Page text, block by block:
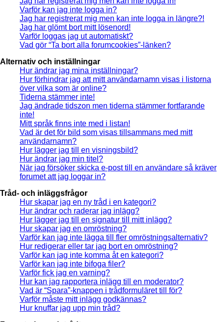
Varför kan jag inte logga in?
Jag har registrerat mig men kan inte logga in längre?!
Jag har glömt bort mitt lösenord!
Varför loggas jag ut automatiskt?
Vad gör “Ta bort alla forumcookies”-länken?
Alternativ och inställningar
Hur ändrar jag mina inställningar?
Hur förhindrar jag att mitt användarnamn visas i listorna
över vilka som är online?
Tiderna stämmer inte!
Jag ändrade tidszon men tiderna stämmer fortfarande
inte!
Mitt språk finns inte med i listan!
Vad är det för bild som visas tillsammans med mitt
användarnamn?
Hur lägger jag till en visningsbild?
Hur ändrar jag min titel?
När jag försöker skicka e-post till en användare så kräver
forumet att jag loggar in?
Tråd- och inläggsfrågor
Hur skapar jag en ny tråd i en kategori?
Hur ändrar och raderar jag inlägg?
Hur lägger jag till en signatur till mitt inlägg?
Hur skapar jag en omröstning?
Varför kan jag inte lägga till fler omröstningsalternativ?
Hur redigerar eller tar jag bort en omröstning?
Varför kan jag inte komma åt en kategori?
Varför kan jag inte bifoga filer?
Varför fick jag en varning?
Hur kan jag rapportera inlägg till en moderator?
Vad är “Spara”-knappen i trådformuläret till för?
Varför måste mitt inlägg godkännas?
Hur knuffar jag upp min tråd?